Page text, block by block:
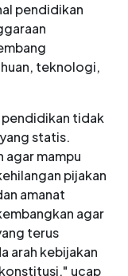
pendidikan
teknologi,
pendidikan tidak
statis.
agar mampu
pijakan
amanat
agar
terus
arah kebijakan
ucap